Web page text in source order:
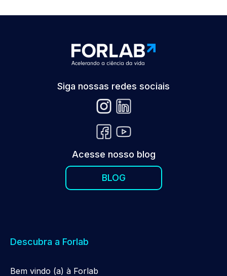
Siga nossas redes sociais
Acesse nosso blog
BLOG
Descubra a Forlab
Bem vindo (a) à Forlab